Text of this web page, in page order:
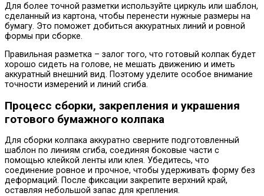
Для более точной разметки используйте циркуль или шаблон,
сделанный из картона, чтобы перенести нужные размеры на
бумагу. Это поможет добиться аккуратных линий и ровной
формы при сборке.
Правильная разметка – залог того, что готовый колпак будет
хорошо сидеть на голове, не мешать движению и иметь
аккуратный внешний вид. Поэтому уделите особое внимание
точности измерений и линий сгиба.
Процесс сборки, закрепления и украшения
готового бумажного колпака
Для сборки колпака аккуратно сверните подготовленный
шаблон по линиям сгиба, соединяя боковые части с
помощью клейкой ленты или клея. Убедитесь, что
соединение ровное и прочное, чтобы удерживать форму без
деформаций. После фиксации закрепите верхний край,
оставляя небольшой запас для крепления.